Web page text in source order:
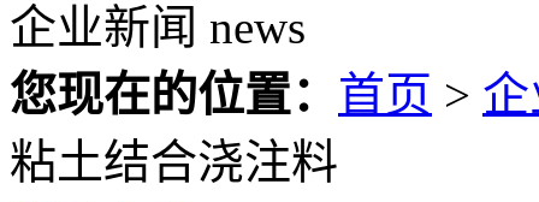
企业新闻 news
您现在的位置： 首页 >
粘土结合浇注料